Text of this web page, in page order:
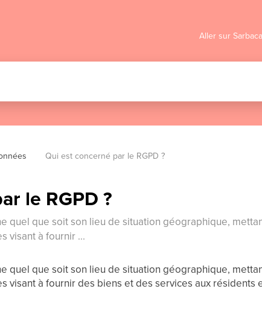
Aller sur
Qui est concerné par le RGPD ?
le RGPD ?
quel que soit son lieu de situation géographique,
visant à fournir ...
quel que soit son lieu de situation géographique,
visant à fournir des biens et des services aux résidents